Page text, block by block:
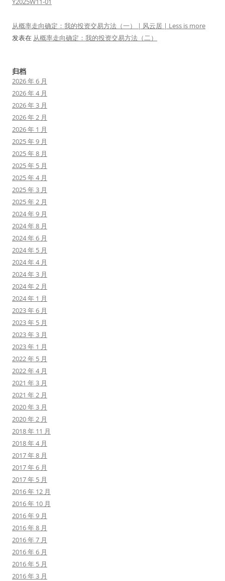
从概率走向确定：我的投资交易方法（一） | 风云居 | Less is more
发表在 从概率走向确定：我的投资交易方法（二）
归档
2026 年 6 月
2026 年 4 月
2026 年 3 月
2026 年 2 月
2026 年 1 月
2025 年 9 月
2025 年 8 月
2025 年 5 月
2025 年 4 月
2025 年 3 月
2025 年 2 月
2024 年 9 月
2024 年 8 月
2024 年 6 月
2024 年 5 月
2024 年 4 月
2024 年 3 月
2024 年 2 月
2024 年 1 月
2023 年 6 月
2023 年 5 月
2023 年 3 月
2023 年 1 月
2022 年 5 月
2022 年 4 月
2021 年 3 月
2021 年 2 月
2020 年 3 月
2020 年 2 月
2018 年 11 月
2018 年 4 月
2017 年 8 月
2017 年 6 月
2017 年 5 月
2016 年 12 月
2016 年 10 月
2016 年 9 月
2016 年 8 月
2016 年 7 月
2016 年 6 月
2016 年 5 月
2016 年 3 月